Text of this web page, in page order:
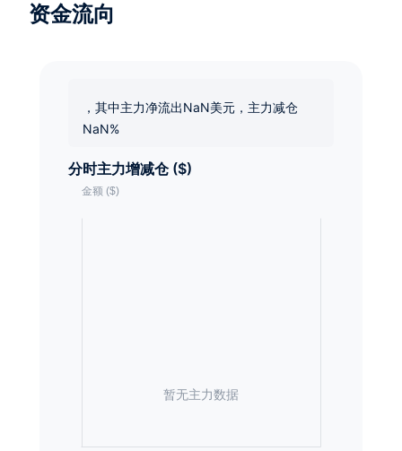
资金流向
，其中主力净流出NaN美元，主力减仓
NaN%
分时主力增减仓 ($)
暂无主力数据